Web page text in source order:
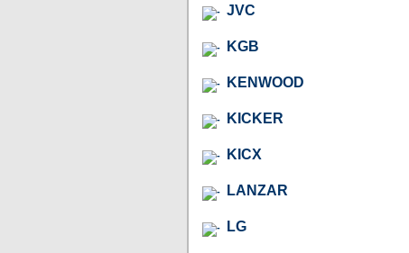
JVC
KGB
KENWOOD
KICKER
KICX
LANZAR
LG